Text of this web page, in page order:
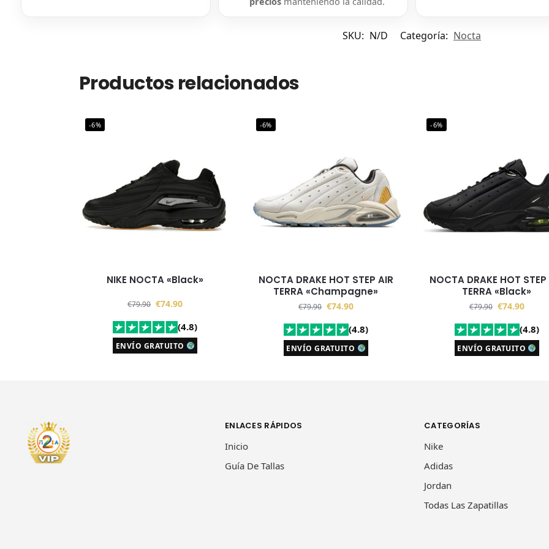
SKU: N/D Categoría: Nocta
Productos relacionados
-6%
NIKE NOCTA «Black»
€79.90 €74.90
(4.8)
ENVÍO GRATUITO
-6%
NOCTA DRAKE HOT STEP AIR
TERRA «Champagne»
€79.90 €74.90
(4.8)
ENVÍO GRATUITO
-6%
NOCTA DRAKE HOT STEP
TERRA «Black»
€79.90 €74.90
(4.8)
ENVÍO GRATUITO
ENLACES RÁPIDOS
Inicio
Guía De Tallas
CATEGORÍAS
Nike
Adidas
Jordan
Todas Las Zapatillas